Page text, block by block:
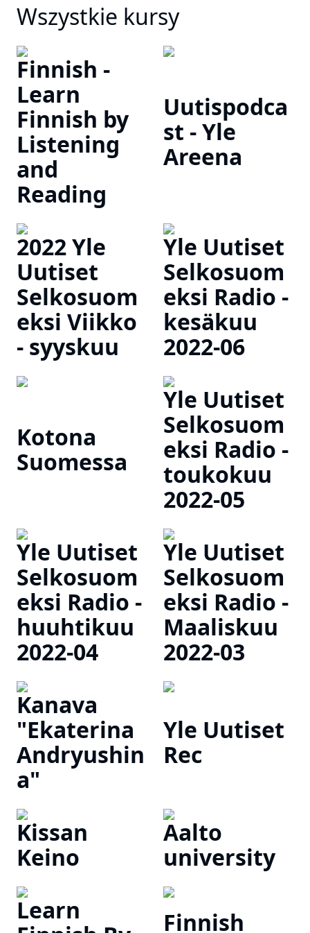
Wszystkie kursy
Finnish -
Learn
Finnish by
Listening
and
Reading
Uutispodca
st - Yle
Areena
2022 Yle
Uutiset
Selkosuom
eksi Viikko
- syyskuu
Yle Uutiset
Selkosuom
eksi Radio -
kesäkuu
2022-06
Kotona
Suomessa
Yle Uutiset
Selkosuom
eksi Radio -
toukokuu
2022-05
Yle Uutiset
Selkosuom
eksi Radio -
huuhtikuu
2022-04
Yle Uutiset
Selkosuom
eksi Radio -
Maaliskuu
2022-03
Kanava
"Ekaterina
Andryushin
a"
Yle Uutiset
Rec
Kissan
Keino
Aalto
university
Learn
Finnish